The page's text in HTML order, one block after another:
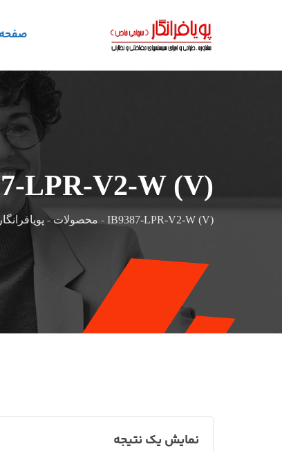
LPR-V2-W (V)
IB9387-LPR-V2-W (V)
- محصولات- پویافرانگار
نمایش یک نتیجه